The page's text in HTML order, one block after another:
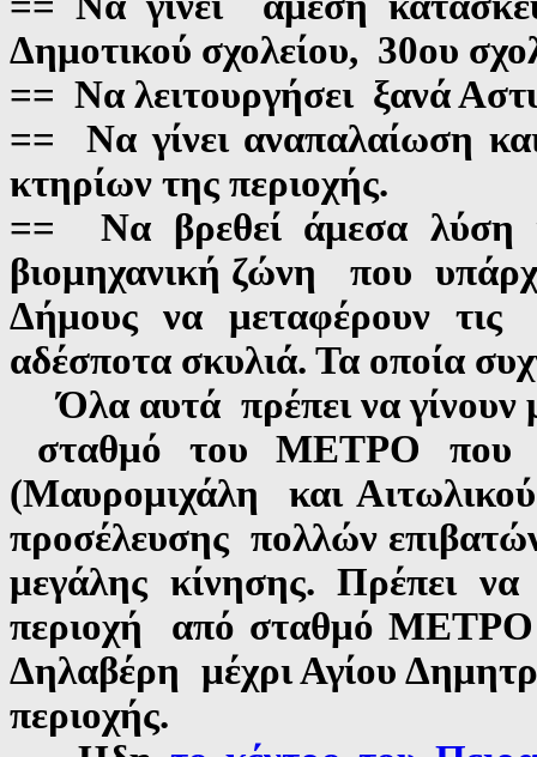
Δημοτικού σχολείου, 30ου
== Να λειτουργήσει ξανά
== Να γίνει αναπαλαίωση
κτηρίων της περιοχής.
== Να βρεθεί άμεσα λύση
βιομηχανική ζώνη που
Δήμους να μεταφέρουν
αδέσποτα σκυλιά. Τα οποία
Όλα αυτά πρέπει να γίνουν
σταθμό του ΜΕΤΡΟ που
(Μαυρομιχάλη και
προσέλευσης πολλών
μεγάλης κίνησης. Πρέπει
περιοχή από σταθμό
Δηλαβέρη μέχρι Αγίου
περιοχής.